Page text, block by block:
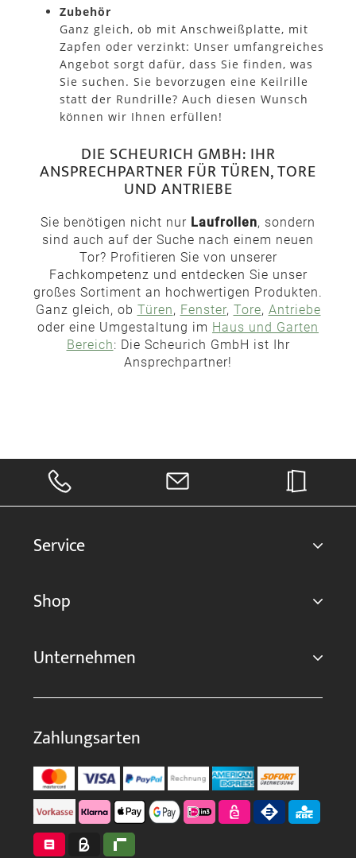
Zubehör
Ganz gleich, ob mit Anschweißplatte, mit
Zapfen oder verzinkt: Unser umfangreiches
Angebot sorgt dafür, dass Sie finden, was
Sie suchen. Sie bevorzugen eine Keilrille
statt der Rundrille? Auch diesen Wunsch
können wir Ihnen erfüllen!
DIE SCHEURICH GMBH: IHR
ANSPRECHPARTNER FÜR TÜREN, TORE
UND ANTRIEBE
Sie benötigen nicht nur Laufrollen, sondern
sind auch auf der Suche nach einem neuen
Tor? Profitieren Sie von unserer
Fachkompetenz und entdecken Sie unser
großes Sortiment an hochwertigen Produkten.
Ganz gleich, ob Türen, Fenster, Tore, Antriebe
oder eine Umgestaltung im Haus und Garten
Bereich: Die Scheurich GmbH ist Ihr
Ansprechpartner!
Service
Shop
Unternehmen
Zahlungsarten